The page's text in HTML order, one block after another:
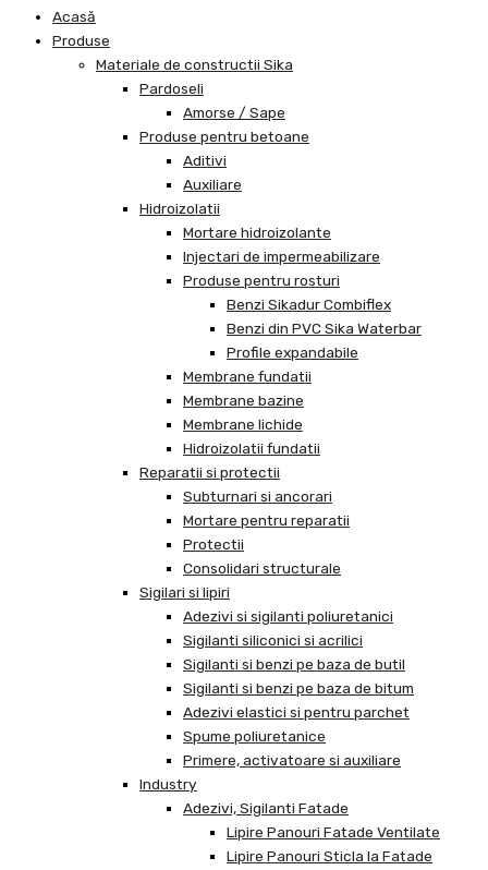
Acasă
Produse
Materiale de constructii Sika
Pardoseli
Amorse / Sape
Produse pentru betoane
Aditivi
Auxiliare
Hidroizolatii
Mortare hidroizolante
Injectari de impermeabilizare
Produse pentru rosturi
Benzi Sikadur Combiflex
Benzi din PVC Sika Waterbar
Profile expandabile
Membrane fundatii
Membrane bazine
Membrane lichide
Hidroizolatii fundatii
Reparatii si protectii
Subturnari si ancorari
Mortare pentru reparatii
Protectii
Consolidari structurale
Sigilari si lipiri
Adezivi si sigilanti poliuretanici
Sigilanti siliconici si acrilici
Sigilanti si benzi pe baza de butil
Sigilanti si benzi pe baza de bitum
Adezivi elastici si pentru parchet
Spume poliuretanice
Primere, activatoare si auxiliare
Industry
Adezivi, Sigilanti Fatade
Lipire Panouri Fatade Ventilate
Lipire Panouri Sticla la Fatade